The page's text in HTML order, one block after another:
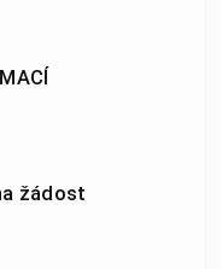
žádost